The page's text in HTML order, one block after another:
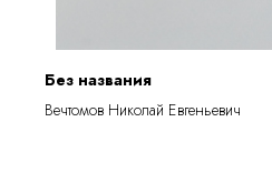
Без названия
Вечтомов Николай Евгеньевич